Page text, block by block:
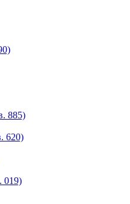
885)
620)
019)